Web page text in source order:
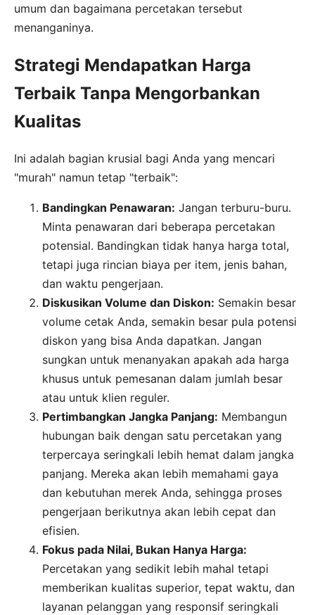
umum dan bagaimana percetakan tersebut
menanganinya.
Strategi Mendapatkan Harga
Terbaik Tanpa Mengorbankan
Kualitas
Ini adalah bagian krusial bagi Anda yang mencari
"murah" namun tetap "terbaik":
Bandingkan Penawaran: Jangan terburu-buru.
Minta penawaran dari beberapa percetakan
potensial. Bandingkan tidak hanya harga total,
tetapi juga rincian biaya per item, jenis bahan,
dan waktu pengerjaan.
Diskusikan Volume dan Diskon: Semakin besar
volume cetak Anda, semakin besar pula potensi
diskon yang bisa Anda dapatkan. Jangan
sungkan untuk menanyakan apakah ada harga
khusus untuk pemesanan dalam jumlah besar
atau untuk klien reguler.
Pertimbangkan Jangka Panjang: Membangun
hubungan baik dengan satu percetakan yang
terpercaya seringkali lebih hemat dalam jangka
panjang. Mereka akan lebih memahami gaya
dan kebutuhan merek Anda, sehingga proses
pengerjaan berikutnya akan lebih cepat dan
efisien.
Fokus pada Nilai, Bukan Hanya Harga:
Percetakan yang sedikit lebih mahal tetapi
memberikan kualitas superior, tepat waktu, dan
layanan pelanggan yang responsif seringkali